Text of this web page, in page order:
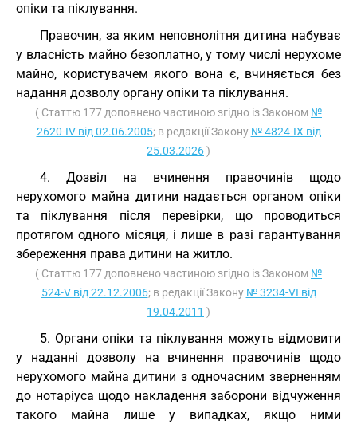
опіки та піклування.
Правочин, за яким неповнолітня дитина набуває
у власність майно безоплатно, у тому числі нерухоме
майно, користувачем якого вона є, вчиняється без
надання дозволу органу опіки та піклування.
( Статтю 177 доповнено частиною згідно із Законом №
2620-IV від 02.06.2005; в редакції Закону № 4824-IX від
25.03.2026)
4. Дозвіл на вчинення правочинів щодо
нерухомого майна дитини надається органом опіки
та піклування після перевірки, що проводиться
протягом одного місяця, і лише в разі гарантування
збереження права дитини на житло.
( Статтю 177 доповнено частиною згідно із Законом №
524-V від 22.12.2006; в редакції Закону № 3234-VI від
19.04.2011 )
5. Органи опіки та піклування можуть відмовити
у наданні дозволу на вчинення правочинів щодо
нерухомого майна дитини з одночасним зверненням
до нотаріуса щодо накладення заборони відчуження
такого майна лише у випадках, якщо ними